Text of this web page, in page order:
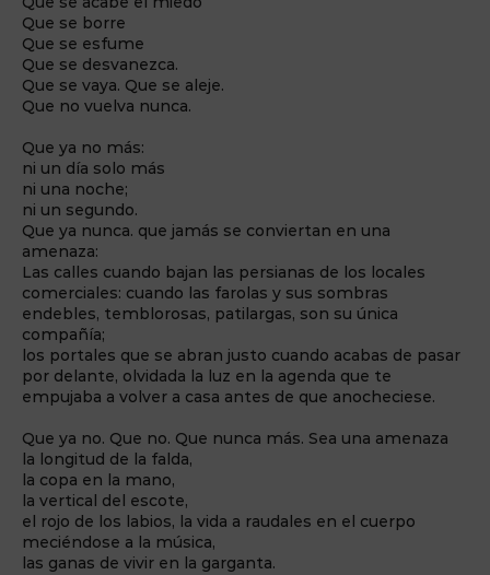
Que se borre
Que se esfume
Que se desvanezca.
Que se vaya. Que se aleje.
Que no vuelva nunca.
Que ya no más:
ni un día solo más
ni una noche;
ni un segundo.
Que ya nunca. que jamás se conviertan en una
amenaza:
Las calles cuando bajan las persianas de los locales
comerciales: cuando las farolas y sus sombras
endebles, temblorosas, patilargas, son su única
compañía;
los portales que se abran justo cuando acabas de pasar
por delante, olvidada la luz en la agenda que te
empujaba a volver a casa antes de que anocheciese.
Que ya no. Que no. Que nunca más. Sea una amenaza
la longitud de la falda,
la copa en la mano,
la vertical del escote,
el rojo de los labios, la vida a raudales en el cuerpo
meciéndose a la música,
las ganas de vivir en la garganta.